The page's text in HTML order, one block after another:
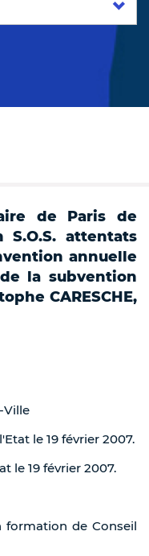
de Paris de
S.O.S. attentats
annuelle
la subvention
CARESCHE,
Ville
le 19 février 2007.
le 19 février 2007.
formation de Conseil